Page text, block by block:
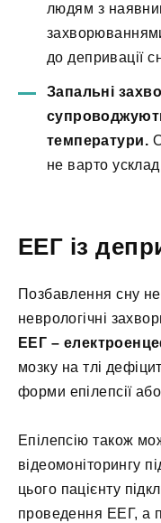
людям з
до депривації
Запальні
температури.
не варто
ЕЕГ із
Позбавлення сну
неврологічні
ЕЕГ –
мозку на тлі
форми епілепсії або
Епілепсію також
відеомоніторингу
цього пацієнту
проведення ЕЕГ, а